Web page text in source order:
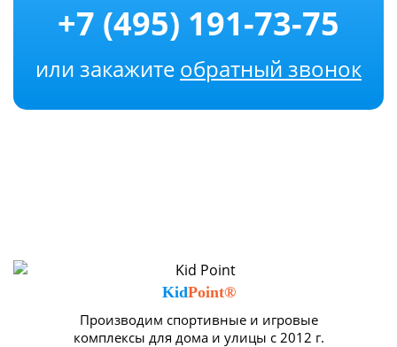
+7 (495) 191-73-75
или закажите обратный звонок
KidPoint®
Производим спортивные и игровые
комплексы для дома и улицы с 2012 г.